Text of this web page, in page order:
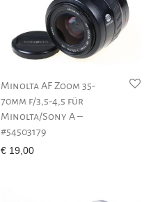
Minolta AF Zoom 35-
70mm f/3,5-4,5 für
Minolta/Sony A –
#54503179
€ 19,00